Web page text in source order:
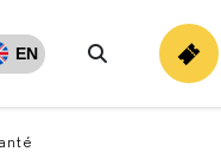
EN
Rechercher